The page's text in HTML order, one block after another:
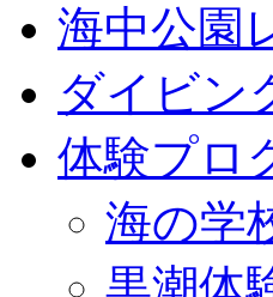
海中公園
ダイビン
体験プロ
海の学
黒潮体